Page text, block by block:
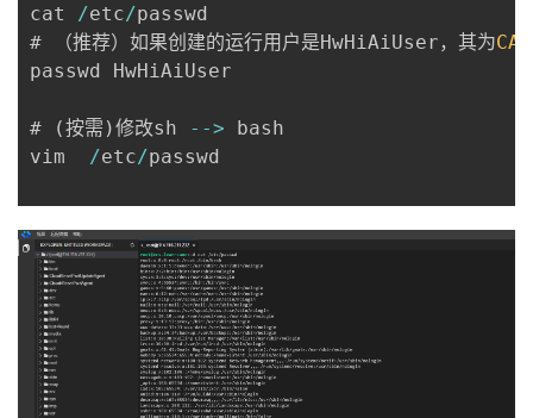
cat /etc/passwd
# （推荐）如果创建的运行用户是HwHiAiUser，其为
passwd HwHiAiUser
# (按需 )修改sh --> bash
vim
/etc/passwd